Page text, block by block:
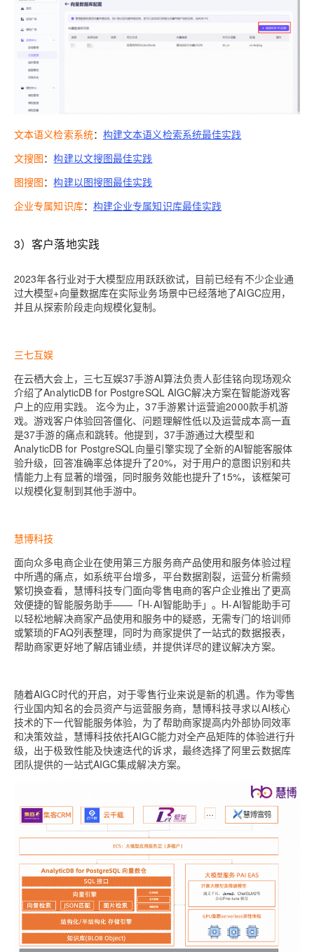
文本语义检索系统： 构建文本语义检索系统最佳实践
文搜图：构建以文搜图最佳实践
图搜图：构建以图搜图最佳实践
企业专属知识库： 构建企业专属知识库最佳实践
3）客户落地实践
2023年各行业对于大模型应用跃跃欲试，目前已经有不少企业通
过大模型+向量数据库在实际业务场景中已经落地了AIGC应用，
并且从探索阶段走向规模化复制。
三七互娱
在云栖大会上，三七互娱37手游AI算法负责人彭佳铭向现场观众
介绍了AnalyticDB for PostgreSQL AIGC解决方案在智能游戏客
户上的应用实践。 迄今为止，37手游累计运营逾2000款手机游
戏。游戏客户体验回答僵化、问题理解性低以及运营成本高一直
是37手游的痛点和跳转。他提到，37手游通过大模型和
AnalyticDB for PostgreSQL向量引擎实现了全新的AI智能客服体
验升级，回答准确率总体提升了20%，对于用户的意图识别和共
情能力上有显著的增强，同时服务效能也提升了15%，该框架可
以规模化复制到其他手游中。
慧博科技
面向众多电商企业在使用第三方服务商产品使用和服务体验过程
中所遇的痛点，如系统平台增多，平台数据割裂，运营分析需频
繁切换查看，慧博科技专门面向零售电商的客户企业推出了更高
效便捷的智能服务助手——「H-AI智能助手」。H-AI智能助手可
以轻松地解决商家产品使用和服务中的疑惑，无需专门的培训师
或繁琐的FAQ列表整理，同时为商家提供了一站式的数据报表，
帮助商家更好地了解店铺业绩，并提供详尽的建议解决方案。
随着AIGC时代的开启，对于零售行业来说是新的机遇。作为零售
行业国内知名的会员资产与运营服务商，慧博科技寻求以AI核心
技术的下一代智能服务体验，为了帮助商家提高内外部协同效率
和决策效益，慧博科技依托AIGC能力对全产品矩阵的体验进行升
级，出于极致性能及快速迭代的诉求，最终选择了阿里云数据库
团队提供的一站式AIGC集成解决方案。